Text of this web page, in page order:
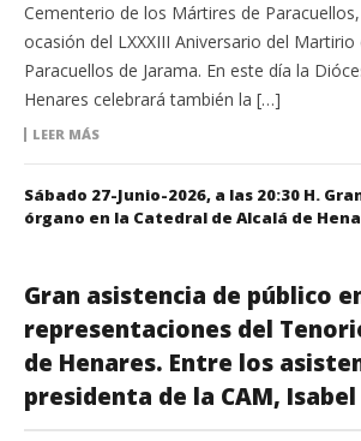
Cementerio de los Mártires de
ocasión del LXXXIII Aniversario del
Paracuellos de Jarama. En este día la
Henares celebrará también la […]
LEER MÁS
Sábado 27-Junio-2026, a las 20:30 H.
órgano en la Catedral de Alcalá de
Gran asistencia de público
representaciones del
de Henares. Entre los
presidenta de la CAM,